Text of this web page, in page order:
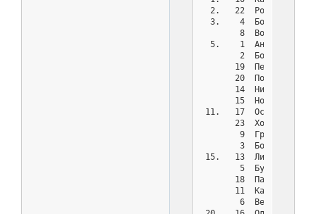
2.   22
3.    4
8
5.    1  Аннинская
2  Бобровская
19
20  Поворинская
14
15
11.   17
23  Хохольская
9
3  Богучарская
15.   13
5
18  Павловская
11
6